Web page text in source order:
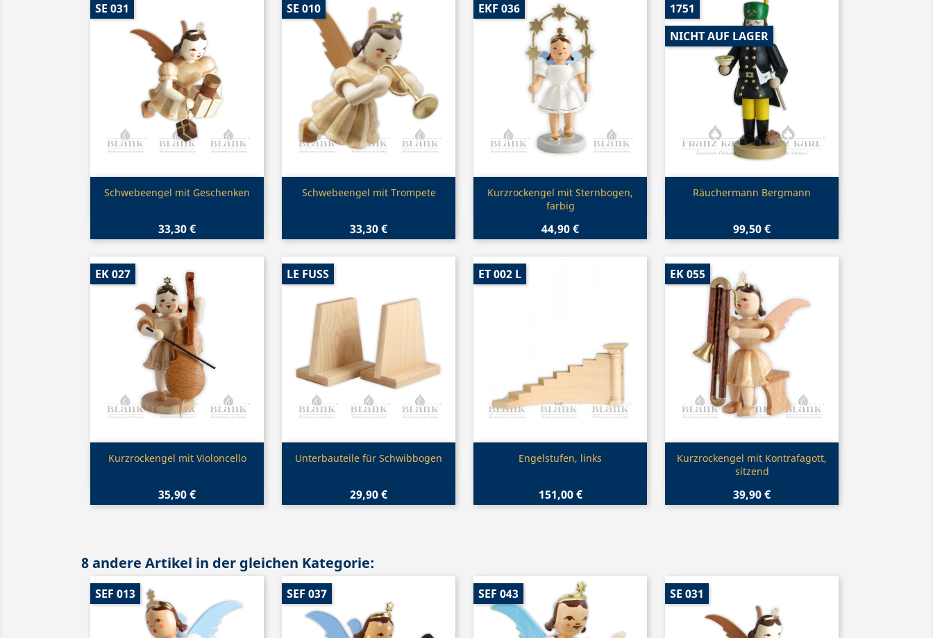
Vorschau
Schwebeengel mit Geschenken
33,30 €
SE 031
Vorschau
Schwebeengel mit Trompete
33,30 €
SE 010
Vorschau
Kurzrockengel mit Sternbogen,
farbig
44,90 €
EKF 036
Vorschau
Räuchermann Bergmann
99,50 €
1751
NICHT AUF LAGER
Vorschau
Kurzrockengel mit Violoncello
35,90 €
EK 027
Vorschau
Unterbauteile für Schwibbogen
29,90 €
LE FUSS
Vorschau
Engelstufen, links
151,00 €
ET 002 L
Vorschau
Kurzrockengel mit Kontrafagott,
sitzend
39,90 €
EK 055
8 andere Artikel in der gleichen Kategorie:
SEF 013 SEF 037 SEF 043 SE 031